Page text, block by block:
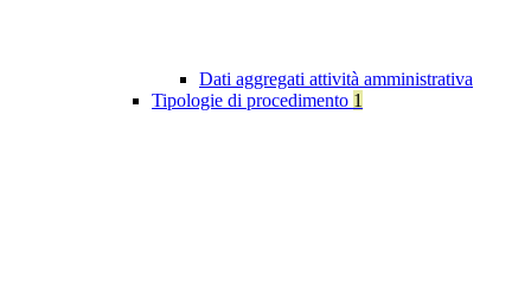
Dati aggregati attività amministrativa
Tipologie di procedimento 1